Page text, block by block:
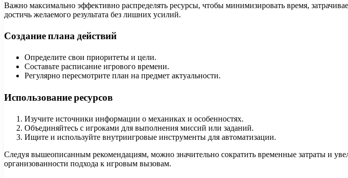
Важно максимально эффективно распределять ресурсы, чтобы минимизировать время,
достичь желаемого результата без лишних усилий.
Создание плана действий
Определите свои приоритеты и цели.
Составьте расписание игрового времени.
Регулярно пересмотрите план на предмет актуальности.
Использование ресурсов
Изучите источники информации о механиках и особенностях.
Объединяйтесь с игроками для выполнения миссий или заданий.
Ищите и используйте внутриигровые инструменты для автоматизации.
Следуя вышеописанным рекомендациям, можно значительно сократить временные затраты и
организованности подхода к игровым вызовам.